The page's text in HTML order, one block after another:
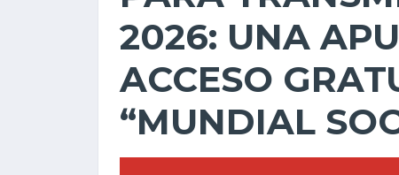
2026: UNA
ACCESO
“MUNDIAL